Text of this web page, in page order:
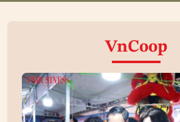
VnCoop